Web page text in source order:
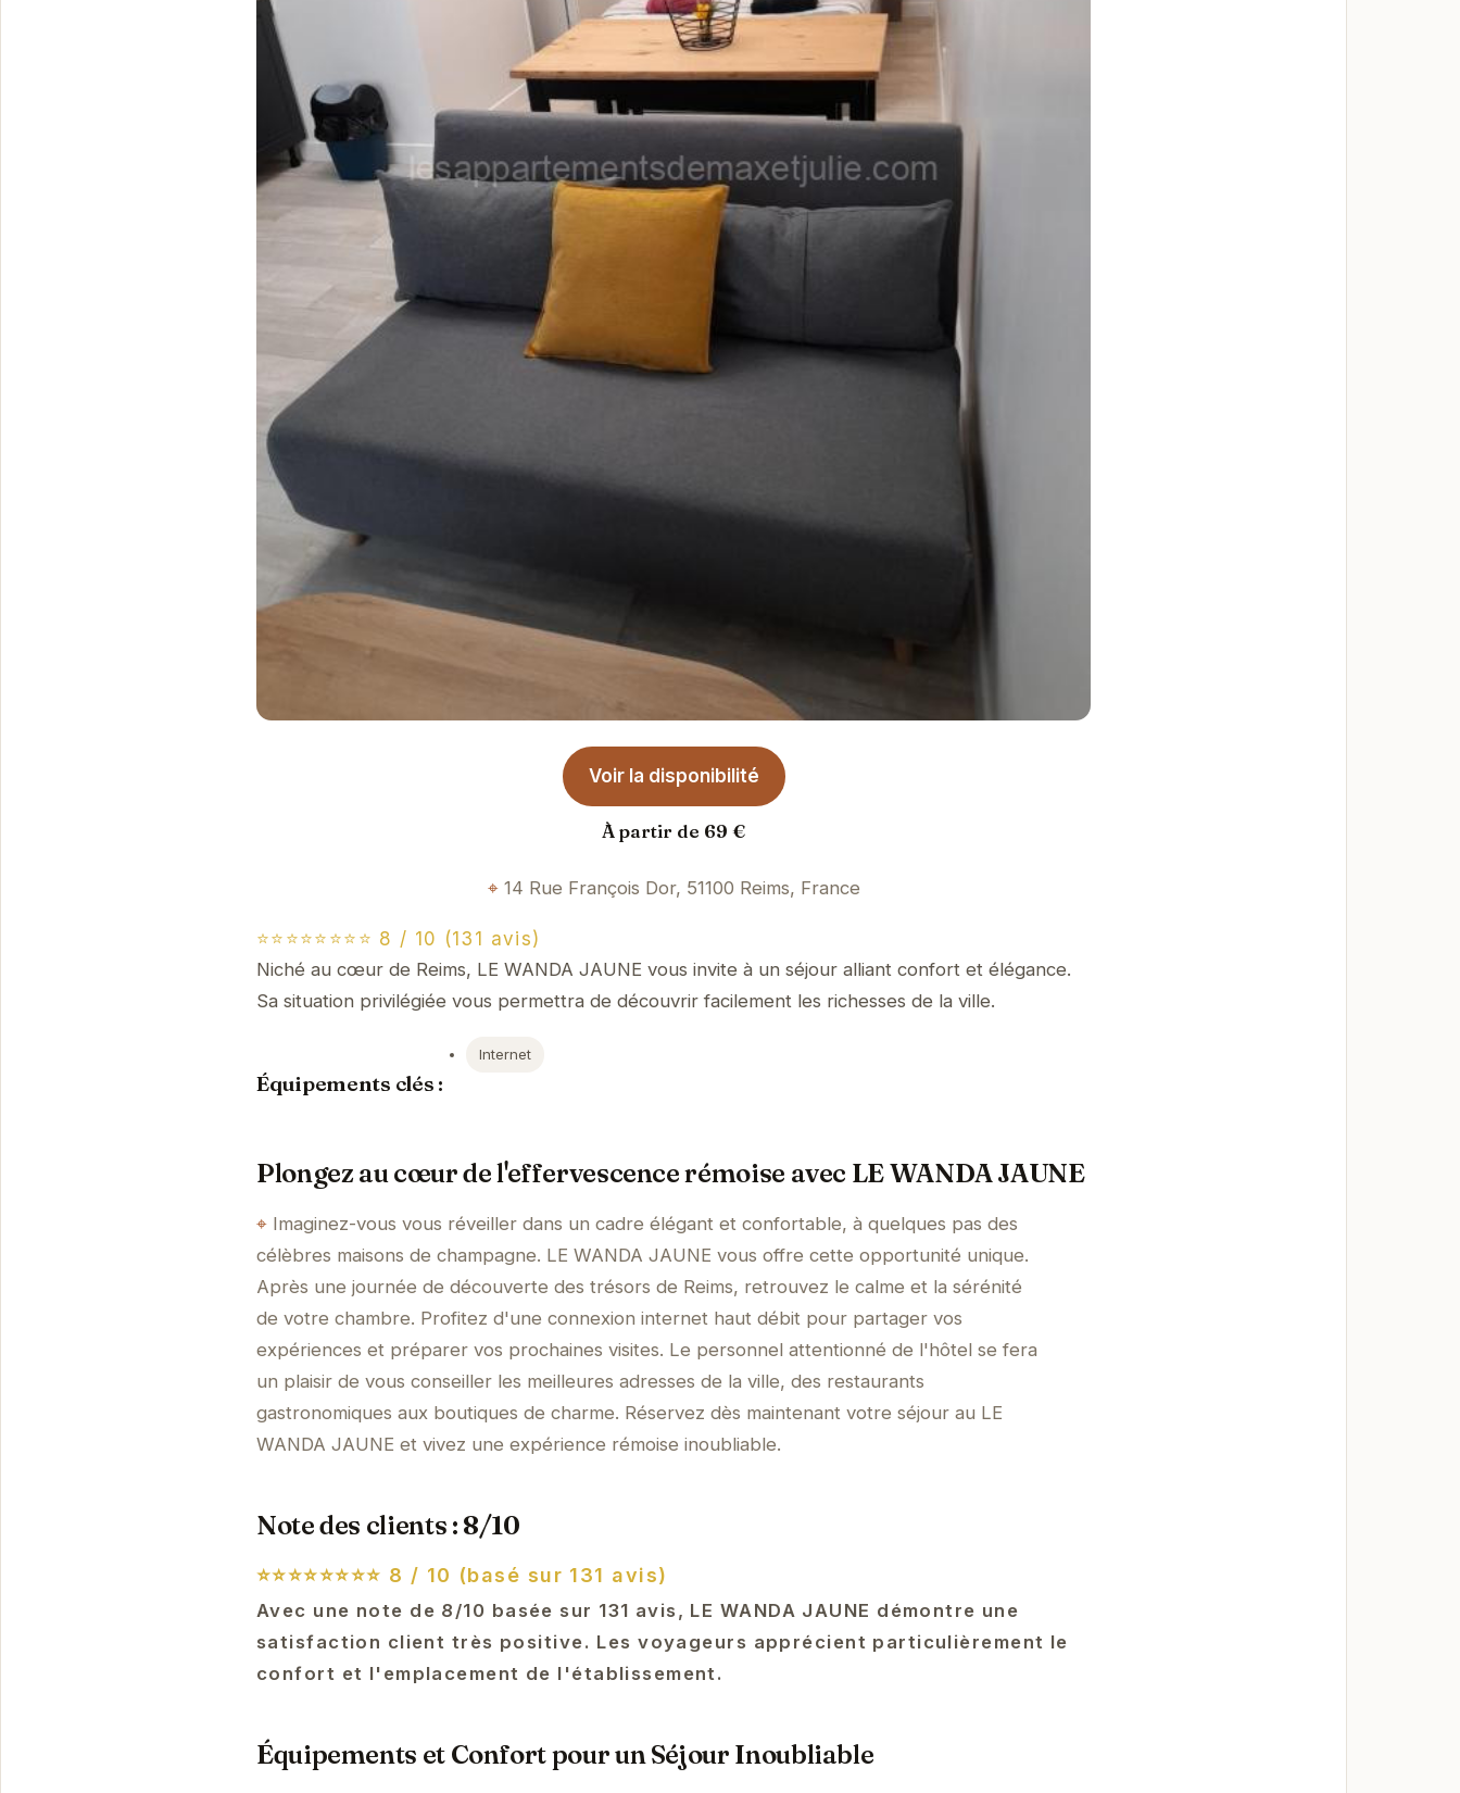
Voir la disponibilité
À partir de 69 €
14 Rue François Dor, 51100 Reims, France
⭐⭐⭐⭐⭐⭐⭐⭐ 8 / 10 (131 avis)
Niché au cœur de Reims, LE WANDA JAUNE vous invite à un séjour alliant confort et élégance.
Sa situation privilégiée vous permettra de découvrir facilement les richesses de la ville.
Équipements clés :
Internet
Plongez au cœur de l'effervescence rémoise avec LE WANDA JAUNE
Imaginez-vous vous réveiller dans un cadre élégant et confortable, à quelques pas des
célèbres maisons de champagne. LE WANDA JAUNE vous offre cette opportunité unique.
Après une journée de découverte des trésors de Reims, retrouvez le calme et la sérénité
de votre chambre. Profitez d'une connexion internet haut débit pour partager vos
expériences et préparer vos prochaines visites. Le personnel attentionné de l'hôtel se fera
un plaisir de vous conseiller les meilleures adresses de la ville, des restaurants
gastronomiques aux boutiques de charme. Réservez dès maintenant votre séjour au LE
WANDA JAUNE et vivez une expérience rémoise inoubliable.
Note des clients : 8/10
⭐⭐⭐⭐⭐⭐⭐⭐ 8 / 10 (basé sur 131 avis)
Avec une note de 8/10 basée sur 131 avis, LE WANDA JAUNE démontre une
satisfaction client très positive. Les voyageurs apprécient particulièrement le
confort et l'emplacement de l'établissement.
Équipements et Confort pour un Séjour Inoubliable